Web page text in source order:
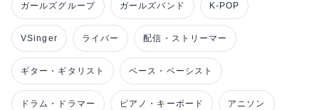
ガールズグループ ガールズバンド K-POP
VSinger ライバー 配信・ストリーマー
ギター・ギタリスト ベース・ベーシスト
ドラム・ドラマー ピアノ・キーボード アニソン